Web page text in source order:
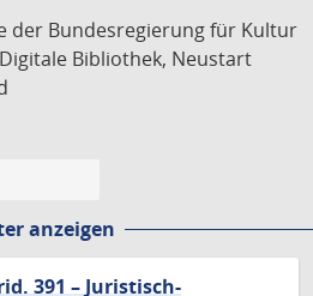
der Bundesregierung für Kultur
Bibliothek, Neustart
anzeigen
391 – Juristisch-